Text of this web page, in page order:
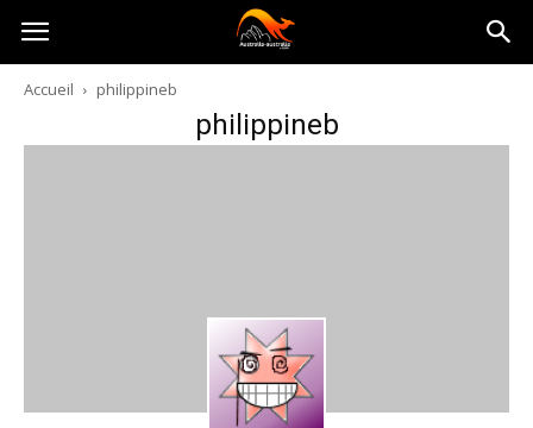
Australia-
australie.com
Accueil philippineb
philippineb